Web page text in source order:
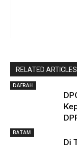
RELATED ARTICLES
DAERAH
BATAM
Di